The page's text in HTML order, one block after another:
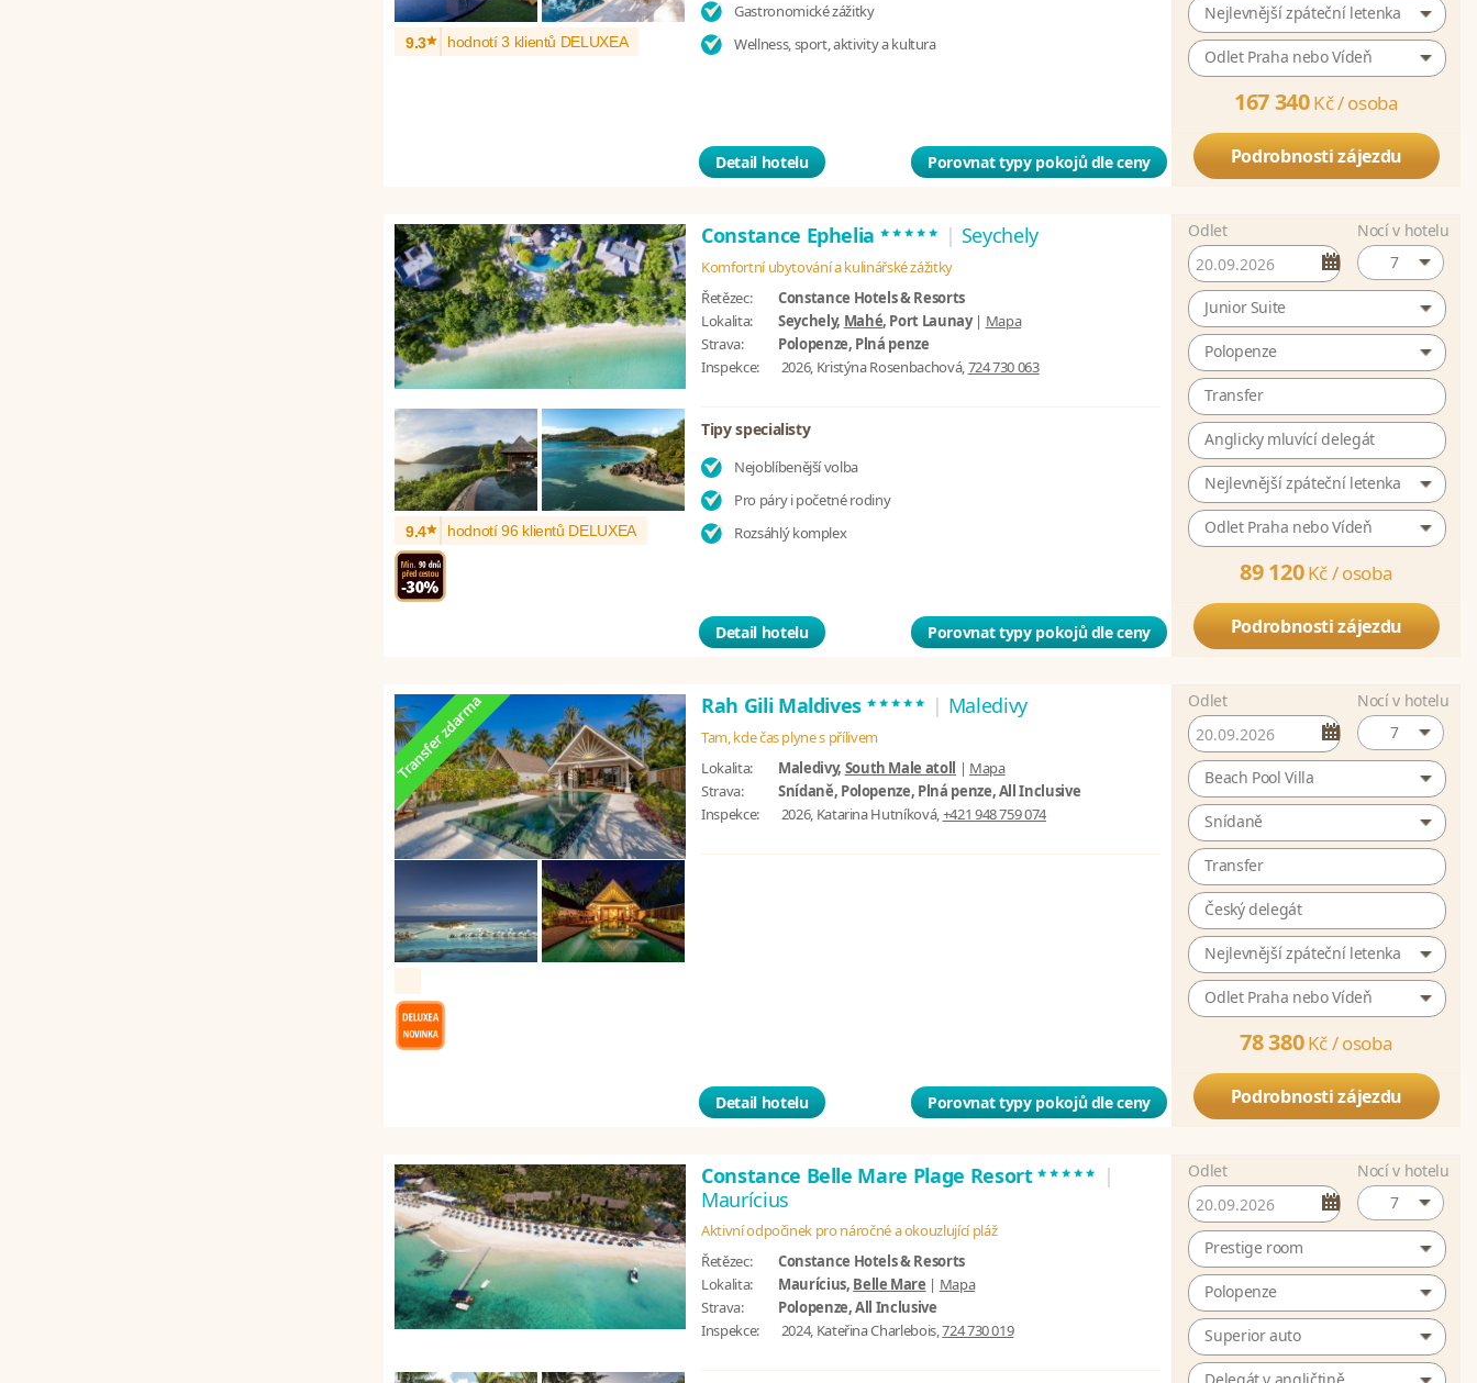
9.3* hodnotí 3 klientů DELUXEA
Gastronomické zážitky
Wellness, sport, aktivity a kultura
Detail hotelu Porovnat typy pokojů dle ceny
Nejlevnější zpáteční letenka
Odlet Praha nebo Vídeň
167 340Kč /osoba
Podrobnosti zájezdu
Constance Ephelia ***** | Seychely
Komfortní ubytování a kulinářské zážitky
Řetězec:
Constance Hotels & Resorts
Lokalita:
Seychely, Mahé, Port Launay| Mapa
Strava:
Polopenze, Plná penze
Inspekce:
2026, Kristýna Rosenbachová,724 730 063
9.4* hodnotí 96 klientů DELUXEA
Tipy specialisty
Nejoblíbenější volba
Pro páry i početné rodiny
Rozsáhlý komplex
Detail hotelu Porovnat typy pokojů dle ceny
Odlet
Nocí v hotelu
7
Junior Suite
Polopenze
Transfer
Anglicky mluvící delegát
Nejlevnější zpáteční letenka
Odlet Praha nebo Vídeň
89 120 Kč /osoba
Podrobnosti zájezdu
Rah Gili Maldives ***** | Maledivy
Tam, kde čas plyne s přílivem
Lokalita:
Maledivy, South Male atoll | Mapa
Strava:
Snídaně, Polopenze, Plná penze, All Inclusive
Inspekce:
2026, Katarina Hutníková,+421 948 759 074
Detail hotelu Porovnat typy pokojů dle ceny
Odlet
Nocí v hotelu
7
Beach Pool Villa
Snídaně
Transfer
Český delegát
Nejlevnější zpáteční letenka
Odlet Praha nebo Vídeň
78 380 Kč /osoba
Podrobnosti zájezdu
Constance Belle Mare Plage Resort***** |
Maurícius
Aktivní odpočinek pro náročné a okouzlující pláž
Řetězec:
Constance Hotels & Resorts
Lokalita:
Maurícius, Belle Mare | Mapa
Strava:
Polopenze, All Inclusive
Inspekce:
2024, Kateřina Charlebois,724 730 019
Odlet
Nocí v hotelu
7
Prestige room
Polopenze
Superior auto